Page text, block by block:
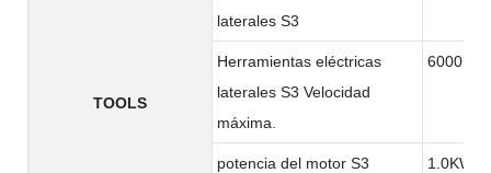
TOOLS
laterales S3
Herramientas eléctricas
laterales S3 Velocidad
máxima.
6000rpm
potencia del motor S3 1.0KW